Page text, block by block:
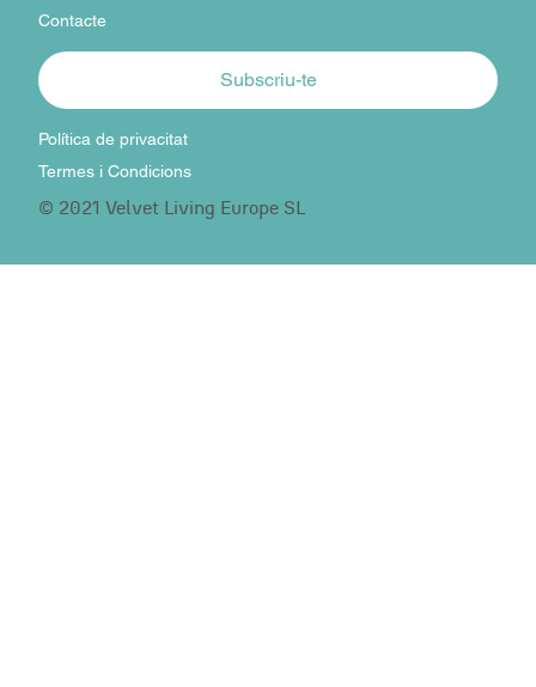
Contacte
© 2021 Velvet Living Europe SL
Termes i Condicions
Política de privacitat
Subscriu-te